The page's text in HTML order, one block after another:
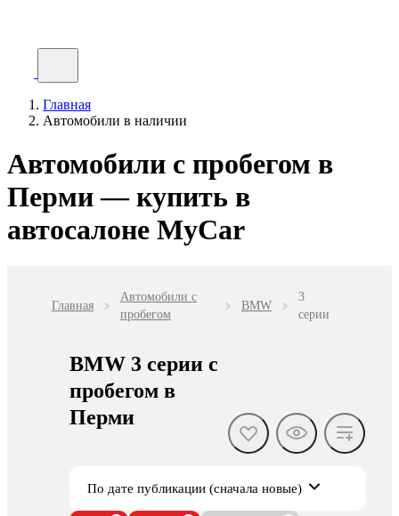
Главная
Автомобили в наличии
Автомобили с пробегом в
Перми — купить в
автосалоне MyCar
Главная
Автомобили с
пробегом
BMW
3
серии
BMW 3 серии с
пробегом в
Перми
По дате публикации (сначала новые)